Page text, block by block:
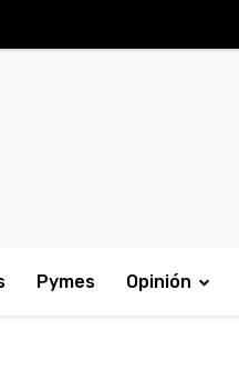
Pymes Opinión